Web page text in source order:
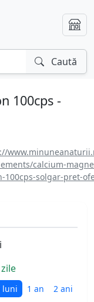
Caută
100cps -
calcium-
100cps-solgar-pret-
luni 1 an 2 ani